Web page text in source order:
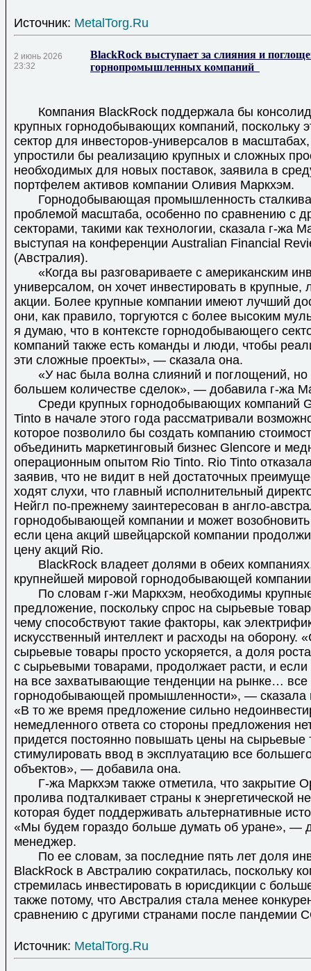
Источник: MetalTorg.Ru
2 июнь 2026
23:32
BlackRock выступает за слияния и
горнопромышленных компаний
Компания BlackRock поддержала бы
крупных горнодобывающих компаний, поскольку
сектор для инвесторов-универсалов в
упростили бы реализацию крупных и сложных
необходимых для новых поставок, заявила в
портфелем активов компании Оливия Маркхэм.
Горнодобывающая промышленность
проблемой масштаба, особенно по сравнению с
секторами, такими как технологии, сказала г-жа
выступая на конференции Australian Financial
(Австралия).
«Когда вы разговариваете с американским
универсалом, он хочет инвестировать в крупные,
акции. Более крупные компании имеют лучший
они, как правило, торгуются с более высоким
я думаю, что в контексте горнодобывающего
компаний также есть команды и люди, чтобы
эти сложные проекты», — сказала она.
«У нас была волна слияний и поглощений, но
большем количестве сделок», — добавила г-жа
Среди крупных горнодобывающих компаний
Tinto в начале этого года рассматривали
которое позволило бы создать компанию
объединить маркетинговый бизнес Glencore и
операционным опытом Rio Tinto. Rio Tinto
заявив, что не видит в ней достаточных
ходят слухи, что главный исполнительный
Нейгл по-прежнему заинтересован в англо-
горнодобывающей компании и может
если цена акций швейцарской компании
цену акций Rio.
BlackRock владеет долями в обеих
крупнейшей мировой горнодобывающей
По словам г-жи Маркхэм, необходимы крупные
предложение, поскольку спрос на сырьевые
чему способствуют такие факторы, как
искусственный интеллект и расходы на оборону.
сырьевые товары просто ускоряется, а доля
с сырьевыми товарами, продолжает расти, и
на все захватывающие тенденции на рынке… все
горнодобывающей промышленности», — сказала
«В то же время предложение сильно
немедленного ответа со стороны предложения
придется постоянно повышать цены на сырьевые
стимулировать ввод в эксплуатацию все
объектов», — добавила она.
Г-жа Маркхэм также отметила, что закрытие
пролива подталкивает страны к энергетической
которая будет поддерживать альтернативные
«Мы будем гораздо больше думать об уране», —
менеджер.
По ее словам, за последние пять лет доля
BlackRock в Австралию сократилась, поскольку
стремилась инвестировать в юрисдикции с
также потому, что Австралия стала менее
сравнению с другими странами после пандемии
Источник: MetalTorg.Ru